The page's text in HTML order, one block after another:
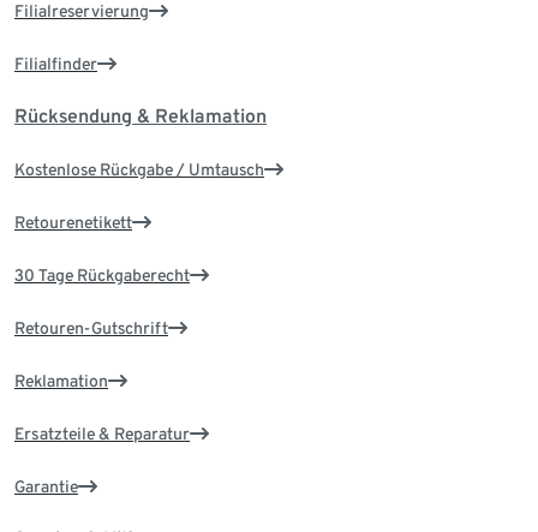
Filialreservierung
Filialfinder
Rücksendung & Reklamation
Kostenlose Rückgabe / Umtausch
Retourenetikett
30 Tage Rückgaberecht
Retouren-Gutschrift
Reklamation
Ersatzteile & Reparatur
Garantie